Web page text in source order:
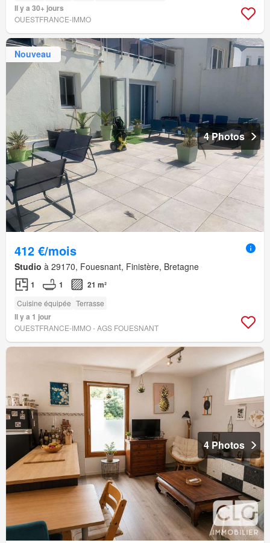
Il y a 30+ jours
OUESTFRANCE-IMMO
Nouveau
4 Photos
412 €/mois
Studio à 29170, Fouesnant, Finistère, Bretagne
1 1 21 m²
Cuisine équipée Terrasse
Il y a 1 jour
OUESTFRANCE-IMMO - AGS FOUESNANT
4 Photos